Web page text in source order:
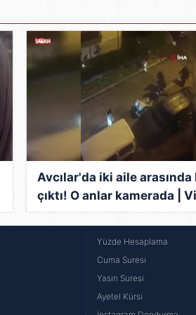
Avcılar'da iki aile arasında
çıktı! O anlar kamerada |
Yüzde Hesaplama
Cuma Suresi
Yasin Suresi
Ayetel Kürsi